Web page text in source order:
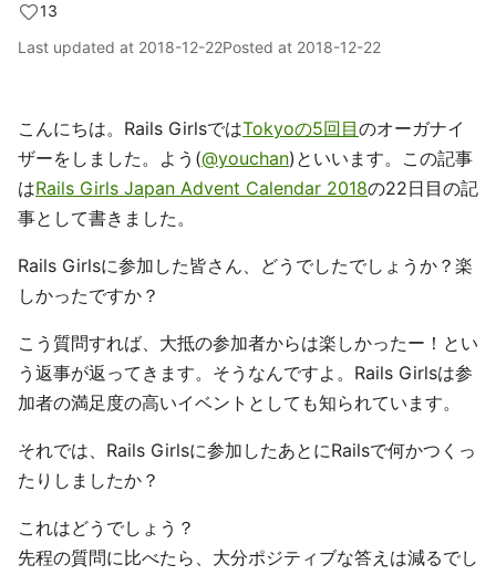
13
Last updated at 2018-12-22Posted at 2018-12-22
こんにちは。Rails GirlsではTokyoの5回目のオーガナイ
ザーをしました。よう(@youchan)といいます。この記事
はRails Girls Japan Advent Calendar 2018の22日目の記
事として書きました。
Rails Girlsに参加した皆さん、どうでしたでしょうか？楽
しかったですか？
こう質問すれば、大抵の参加者からは楽しかったー！とい
う返事が返ってきます。そうなんですよ。Rails Girlsは参
加者の満足度の高いイベントとしても知られています。
それでは、Rails Girlsに参加したあとにRailsで何かつくっ
たりしましたか？
これはどうでしょう？
先程の質問に比べたら、大分ポジティブな答えは減るでし